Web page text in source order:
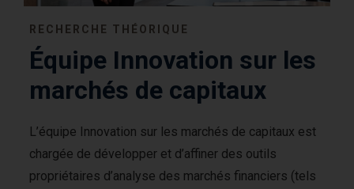
RECHERCHE THÉORIQUE
Équipe Innovation sur les
marchés de capitaux
L’équipe Innovation sur les marchés de capitaux est
chargée de développer et d’affiner des outils
propriétaires d’analyse des marchés financiers (tels